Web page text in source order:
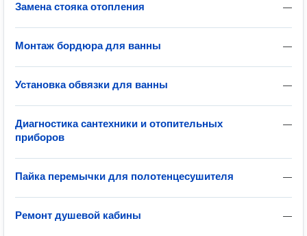
—
Замена стояка отопления
—
Монтаж бордюра для ванны
—
Установка обвязки для ванны
—
Диагностика сантехники и отопительных
приборов
—
Пайка перемычки для полотенцесушителя
—
Ремонт душевой кабины